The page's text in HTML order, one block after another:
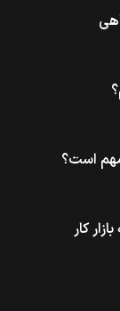
است؟
کار